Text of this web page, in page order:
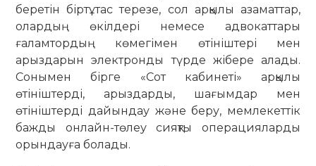
беретін біртұтас терезе, сол арқылы азаматтар,
олардың өкілдері немесе адвокаттары
ғаламтордың көмегімен өтініштері мен
арыздарын электронды түрде жібере алады.
Сонымен бірге «Сот кабинеті» арқылы
өтініштерді, арыздарды, шағымдар мен
өтініштерді дайындау және беру, мемлекеттік
бажды онлайн-төлеу сияқты операцияларды
орындауға болады.